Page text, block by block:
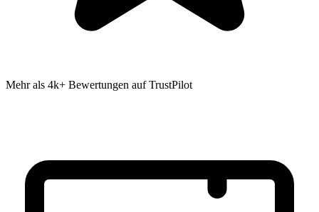
Mehr als 4k+ Bewertungen auf TrustPilot